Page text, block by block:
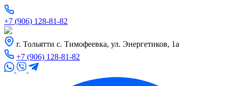
+7 (906) 128-81-82
г. Тольятти с. Тимофеевка, ул. Энергетиков, 1а
+7 (906) 128-81-82